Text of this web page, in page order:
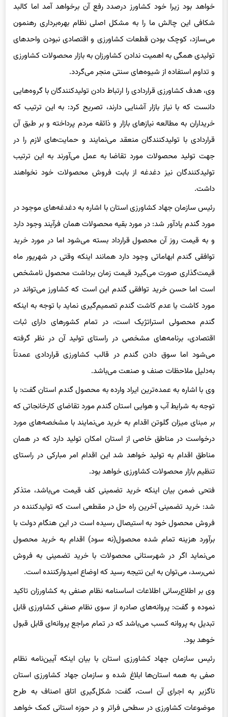
خواهد بود زیرا خود کشاورز درصدد رفع آن برخواهد آمد اما کالبد
شکافی این چالش ما را به مشکل اصلی نظام بهره‌برداری رهنمون
می‌سازد، کوچک بودن قطعات کشاورزی و اقتصادی نبودن واحدهای
تولیدی همگی به اهمیت ندادن کشاورزان به بازار محصولات کشاورزی
و تداوم استفاده از شیوه‌های سنتی منجر می‌گردد.
وی، هدف کشاورزی قراردادی را ارتباط دادن تولیدکنندگان با گروه‌هایی
دانست که با نیاز بازار آشنایی دارند، تصریح کرد: به این ترتیب که
خریداران به مطالعه نیازهای بازار و ذائقه مردم پرداخته و بر طبق آن
قراردادی با تولیدکنندگان منعقد می‌نمایند و حمایت‌های لازم را در
جهت تولید محصولات مورد تقاضا به عمل می‌آورند به این ترتیب
تولیدکنندگان نیز دغدغه از بابت فروش محصولات خود نخواهند
داشت.
رئیس سازمان جهاد کشاورزی استان با اشاره به دغدغه‌های موجود در
مورد گندم یادآور شد: در مورد بقیه محصولات همان فرآیند وجود دارد
و به قیمت روز آن محصول قرارداد بسته می‌شود اما در مورد خرید
توافقی گندم ابهاماتی وجود دارد همانند اینکه وقتی در شهریور ماه
قیمت‌گذاری صورت می‌گیرد قیمت زمان برداشت محصول نامشخص
است اما حسن خرید توافقی گندم این است که کشاورز می‌تواند در
مورد کاشت یا عدم کاشت گندم تصمیم‌گیری نماید با توجه به اینکه
گندم محصولی استراتژیک است، در تمام کشورهای دارای ثبات
اقتصادی، برنامه‌های مشخصی در راستای تولید آن در نظر گرفته
می‌شود اما سوق دادن گندم در قالب کشاورزی قراردادی عمدتاً
به‌دلیل ملاحظات صنف و صنعت می‌باشد.
وی با اشاره به عمده‌ترین ایراد وارده به محصول گندم استان گفت: با
توجه به شرایط آب و هوایی استان گندم مورد تقاضای کارخانجاتی که
بر مبنای میزان گلوتن اقدام به خرید می‌نمایند با مشخصه‌های مورد
درخواست در مناطق خاصی از استان امکان تولید دارد که در همان
مناطق اقدام به تولید خواهد شد این اقدام امر مبارکی در راستای
تنظیم بازار محصولات کشاورزی خواهد بود.
فتحی ضمن بیان اینکه خرید تضمینی کف قیمت می‌باشد، متذکر
شد: خرید تضمینی آخرین راه حل در مقطعی است که تولیدکننده در
فروش محصول خود به استیصال رسیده است در این هنگام دولت با
برآورد هزینه تمام شده محصول(نه سود) اقدام به خرید محصول
می‌نماید اگر در شهرستانی محصولات با خرید تضمینی به فروش
نمی‌رسد، می‌توان به این نتیجه رسید که اوضاع امیدوارکننده است.
وی بر اطلاع‌رسانی اطلاعات اساسنامه نظام صنفی به کشاورزان تاکید
نموده و گفت: پروانه‌های صادره از سوی نظام صنفی کشاورزی قابل
تبدیل به پروانه کسب می‌باشد که در تمام مراجع پروانه‌ای قابل قبول
خوهد بود.
رئیس سازمان جهاد کشاورزی استان با بیان اینکه آیین‌نامه نظام
صفی به همه استان‌ها ابلاغ شده و سازمان جهاد کشاورزی استان
ناگزیر به اجرای آن است، گفت: شکل‌گیری اتاق اصناف به طرح
موضوعات کشاورزی در سطحی فراتر و در حوزه استانی کمک خواهد